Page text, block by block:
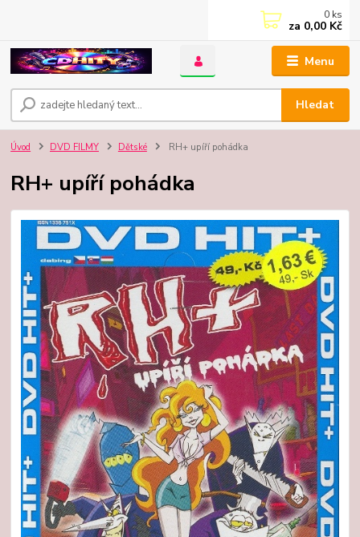
Menu
Hledat
0 ks
za 0,00 Kč
Úvod DVD FILMY Dětské RH+ upíří pohádka
RH+ upíří pohádka